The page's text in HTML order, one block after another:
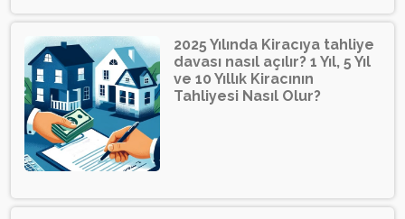
2025 Yılında Kiracıya tahliye
davası nasıl açılır? 1 Yıl, 5 Yıl
ve 10 Yıllık Kiracının
Tahliyesi Nasıl Olur?